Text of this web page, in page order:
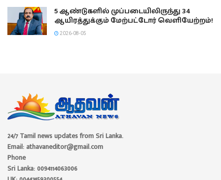
5 ஆண்டுகளில் முப்படையிலிருந்து 34
ஆயிரத்துக்கும் மேற்பட்டோர் வெளியேற்றம்!
2026-08-05
24/7 Tamil news updates from Sri Lanka.
Email: athavaneditor@gmail.com
Phone
Sri Lanka: 0094114063006